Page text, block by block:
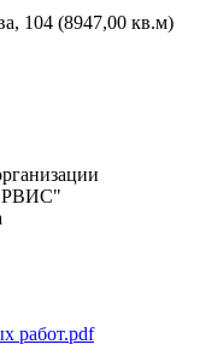
104 (8947,00 кв.м)
работ.pdf